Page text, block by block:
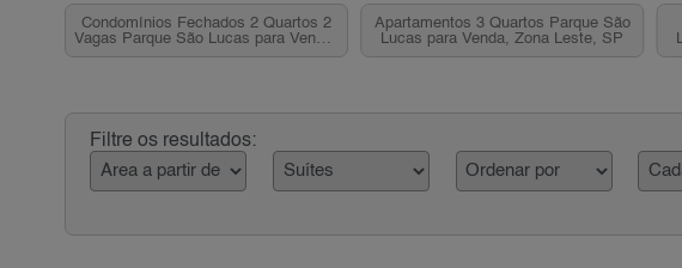
Condomínios Fechados 2 Quartos 2
Vagas Parque São Lucas para Venda,
Apartamentos 3 Quartos Parque São
Lucas para Venda, Zona Leste, SP
Filtre os resultados: